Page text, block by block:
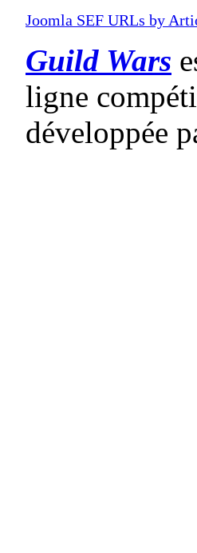
Joomla SEF URLs by
Guild Wars
ligne
développée